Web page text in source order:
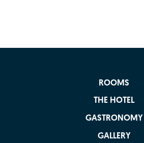
ROOMS
THE HOTEL
GASTRONOMY
GALLERY